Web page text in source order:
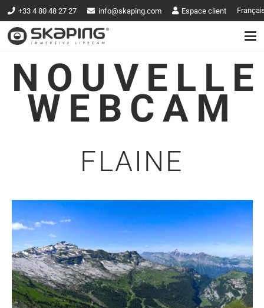
+33 4 80 48 27 27 info@skaping.com Espace client
NOUVELLE
WEBCAM
FLAINE